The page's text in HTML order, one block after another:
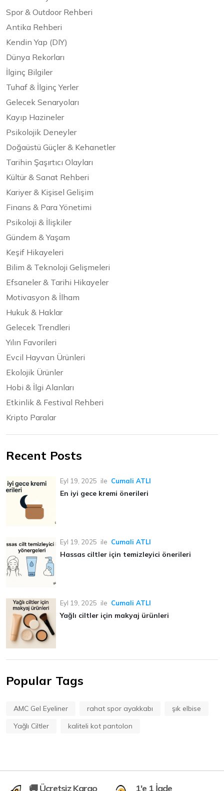
Spor & Outdoor Rehberi
Antika Rehberi
Kendin Yap (DIY)
Dünya Rekorları
İlginç Bilgiler
Tuhaf & İlginç Yerler
Gelecek Senaryoları
Kayıp Hazineler
Psikolojik Deneyler
Doğaüstü Güçler & Kehanetler
Tarihin Şaşırtıcı Olayları
Kültür & Sanat Rehberi
Kariyer & Kişisel Gelişim
Finans & Para Yönetimi
Psikoloji & İlişkiler
Gündem & Yaşam
Keşif Hikayeleri
Bilim & Teknoloji Gelişmeleri
Efsaneler & Tarihi Hikayeler
Motivasyon & İlham
Hukuk & Haklar
Gelecek Trendleri
Yılın Favorileri
Evcil Hayvan Ürünleri
Ekolojik Ürünler
Hobi & İlgi Alanları
Etkinlik & Festival Rehberi
Kripto Paralar
Recent Posts
Eyl 19, 2025 ile Cumali ATLI
En iyi gece kremi önerileri
Eyl 19, 2025 ile Cumali ATLI
Hassas ciltler için temizleyici önerileri
Eyl 19, 2025 ile Cumali ATLI
Yağlı ciltler için makyaj ürünleri
Popular Tags
AMC Gel Eyeliner rahat spor ayakkabı
şık elbise
Yağlı Ciltler
kaliteli kot pantolon
🚚 Ücretsiz Kargo 1'e 1 İade